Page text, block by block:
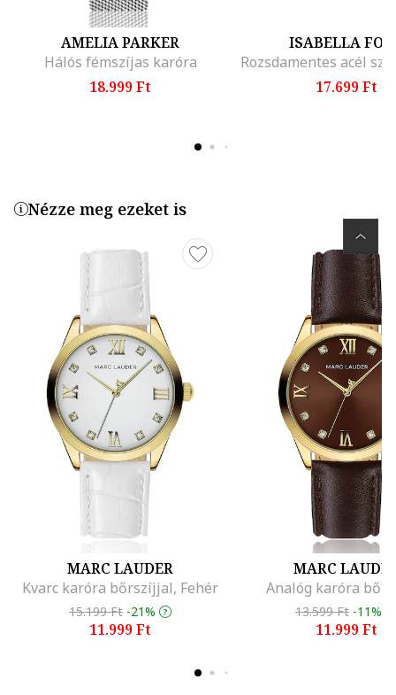
AMELIA PARKER
Hálós fémszíjas karóra
18.999 Ft
ISABELLA
17.699 Ft
Nézze meg ezeket is
MARC LAUDER
Kvarc karóra bőrszíjjal, Fehér
15.199 Ft -21%
11.999 Ft
MARC
Analóg karóra
13.599 Ft -11%
11.999 Ft